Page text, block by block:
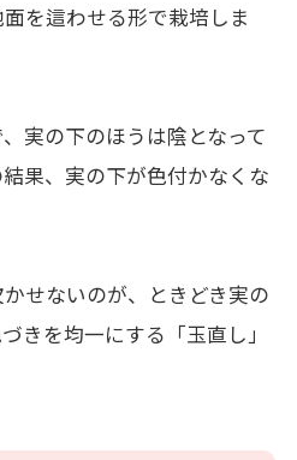
を這わせる形で栽培しま
実の下のほうは陰となって
果、実の下が色付かなくな
せないのが、ときどき実の
きを均一にする「玉直し」